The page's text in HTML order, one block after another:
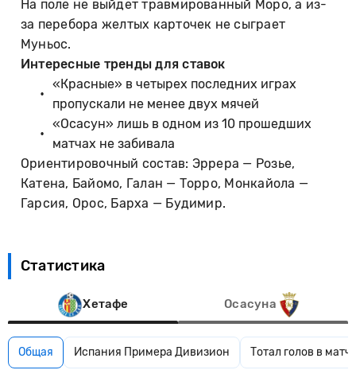
На поле не выйдет травмированный Моро, а из-
за перебора желтых карточек не сыграет
Муньос.
Интересные тренды для ставок
«Красные» в четырех последних играх
пропускали не менее двух мячей
«Осасун» лишь в одном из 10 прошедших
матчах не забивала
Ориентировочный состав: Эррера — Розье,
Катена, Байомо, Галан — Торро, Монкайола —
Гарсия, Орос, Барха — Будимир.
Статистика
Хетафе Осасуна
Общая Испания Примера Дивизион Тотал голов в